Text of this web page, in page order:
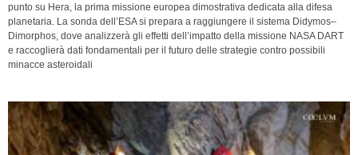
punto su Hera, la prima missione europea dimostrativa dedicata alla difesa
planetaria. La sonda dell’ESA si prepara a raggiungere il sistema Didymos–
Dimorphos, dove analizzerà gli effetti dell’impatto della missione NASA DART
e raccoglierà dati fondamentali per il futuro delle strategie contro possibili
minacce asteroidali